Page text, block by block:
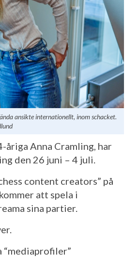
ansikte internationellt, inom schacket.
åriga Anna Cramling, har
den 26 juni – 4 juli.
content creators” på
att spela i
sina partier.